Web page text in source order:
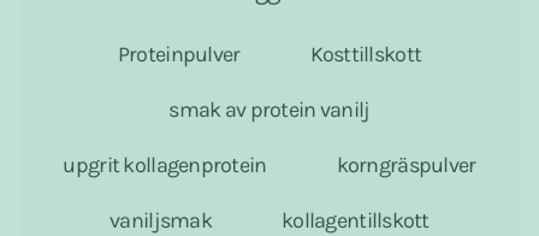
Proteinpulver Kosttillskott
smak av protein vanilj
upgrit kollagenprotein korngräspulver
vaniljsmak kollagentillskott